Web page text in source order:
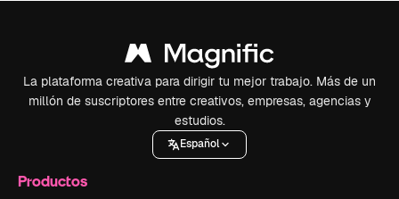
La plataforma creativa para dirigir tu mejor trabajo. Más de un
millón de suscriptores entre creativos, empresas, agencias y
estudios.
Español
Productos